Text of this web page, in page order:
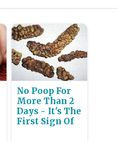
No Poop For
More Than 2
Days - It's The
First Sign Of